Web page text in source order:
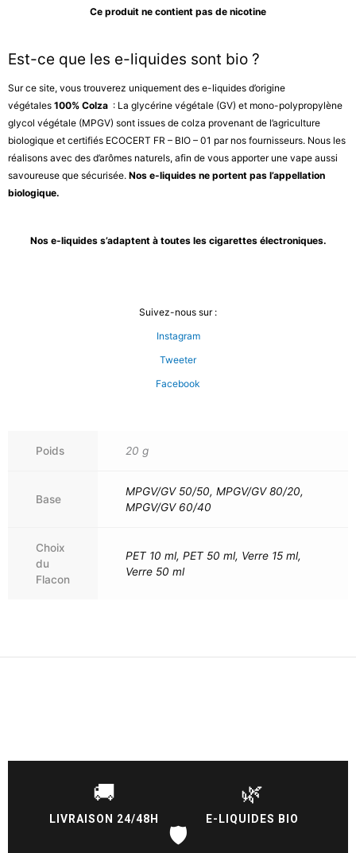
Ce produit ne contient pas de nicotine
Est-ce que les e-liquides sont bio ?
Sur ce site, vous trouverez uniquement des e-liquides d’origine
végétales 100% Colza : La glycérine végétale (GV) et mono-polypropylène
glycol végétale (MPGV) sont issues de colza provenant de l’agriculture
biologique et certifiés ECOCERT FR – BIO – 01 par nos fournisseurs. Nous les
réalisons avec des d’arômes naturels, afin de vous apporter une vape aussi
savoureuse que sécurisée. Nos e-liquides ne portent pas l’appellation
biologique.
Nos e-liquides s’adaptent à toutes les cigarettes électroniques.
Suivez-nous sur :
Instagram
Tweeter
Facebook
Poids 20 g
Base
MPGV/GV 50/50, MPGV/GV 80/20,
MPGV/GV 60/40
Choix
du
Flacon
PET 10 ml, PET 50 ml, Verre 15 ml,
Verre 50 ml
🚚
LIVRAISON 24/48H
🌿
E-LIQUIDES BIO
🛡️